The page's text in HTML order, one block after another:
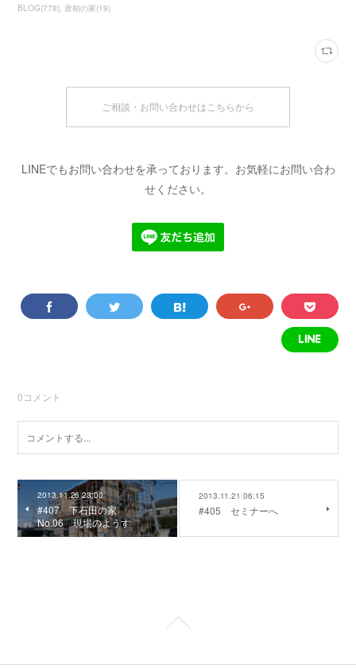
BLOG(778) 唐柏の家(19)
ご相談・お問い合わせはこちらから
LINEでもお問い合わせを承っております。お気軽にお問い合わ
せください。
0コメント
2013.11.26 23:00
#407 下石田の家
No.06 現場のようす
2013.11.21 06:15
#405 セミナーへ